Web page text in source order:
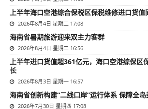
上半年海口空港综合保税区保税维修进口货值
2026年8月4日 星期二 17:08
海南省暑期旅游迎来双主力客群
2026年8月4日 星期二 16:56
上半年进口货值超361亿元，海口空港综保区
长
2026年8月3日 星期一 16:57
海南省创新构建“二线口岸”运行体系 保障全
2026年7月30日 星期四 17:08